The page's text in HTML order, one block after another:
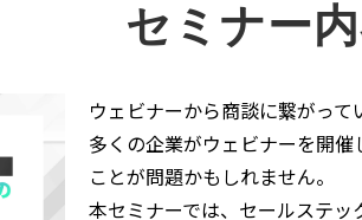
セミナー
ウェビナーから商談に繋がって
多くの企業がウェビナーを開
ことが問題かもしれません。
本セミナーでは、セールステ